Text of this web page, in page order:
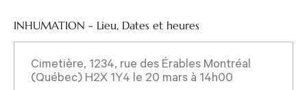
INHUMATION - Lieu, Dates et heures